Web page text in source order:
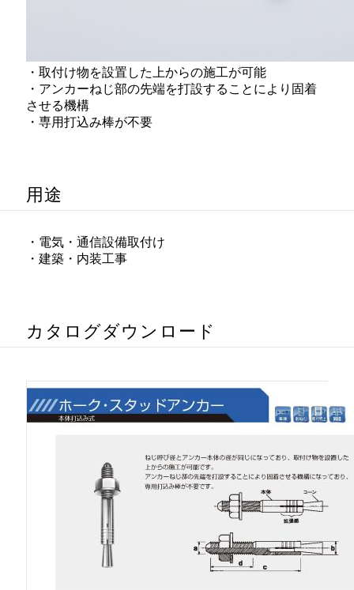
・取付け物を設置した上からの施工が可能
・アンカーねじ部の先端を打設することにより固着
させる機構
・専用打込み棒が不要
用途
・電気・通信設備取付け
・建築・内装工事
カタログダウンロード